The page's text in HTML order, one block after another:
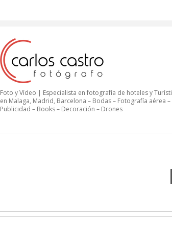
Foto y Vídeo | Especialista en fotografía de hoteles y
en Malaga, Madrid, Barcelona – Bodas – Fotografía aérea –
Publicidad – Books – Decoración – Drones